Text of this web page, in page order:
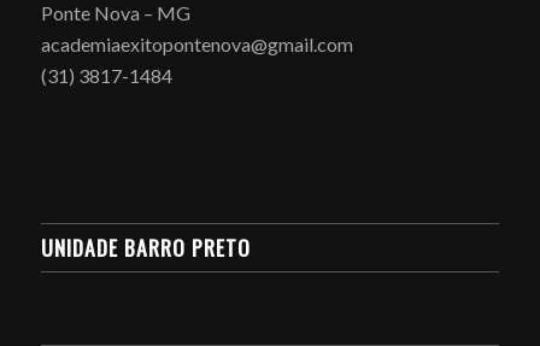
Ponte Nova – MG
academiaexitopontenova@gmail.com
(31) 3817-1484
UNIDADE BARRO PRETO